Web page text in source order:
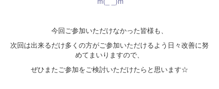
今回ご参加いただけなかった皆様も、
次回は出来るだけ多くの方がご参加いただけるよう日々改善に努
めてまいりますので、
ぜひまたご参加をご検討いただけたらと思います☆